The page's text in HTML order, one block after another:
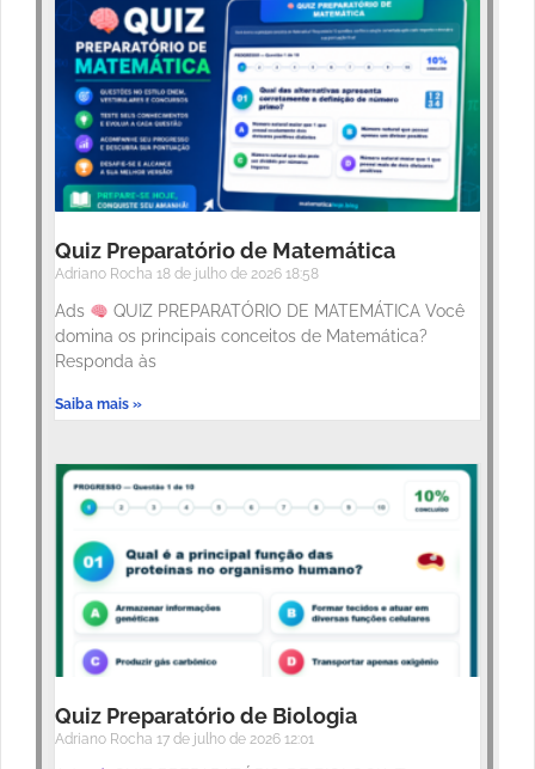
Quiz Preparatório de Matemática
Adriano Rocha 18 de julho de 2026 18:58
Ads
QUIZ PREPARATÓRIO DE MATEMÁTICA Você
domina os principais conceitos de Matemática?
Responda às
Saiba mais »
Quiz Preparatório de Biologia
Adriano Rocha 17 de julho de 2026 12:01